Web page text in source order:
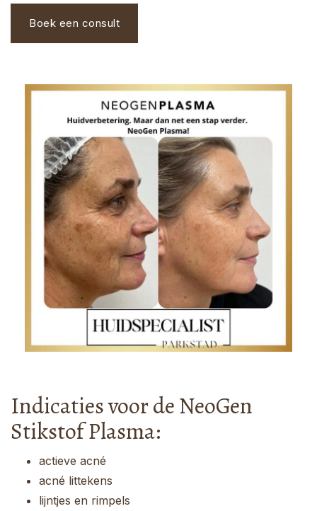
Boek een consult
Indicaties voor de NeoGen
Stikstof Plasma:
actieve acné
acné littekens
lijntjes en rimpels